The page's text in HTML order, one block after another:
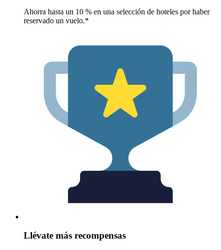
Ahorra hasta un 10 % en una selección de hoteles por haber
reservado un vuelo.*
Llévate más recompensas